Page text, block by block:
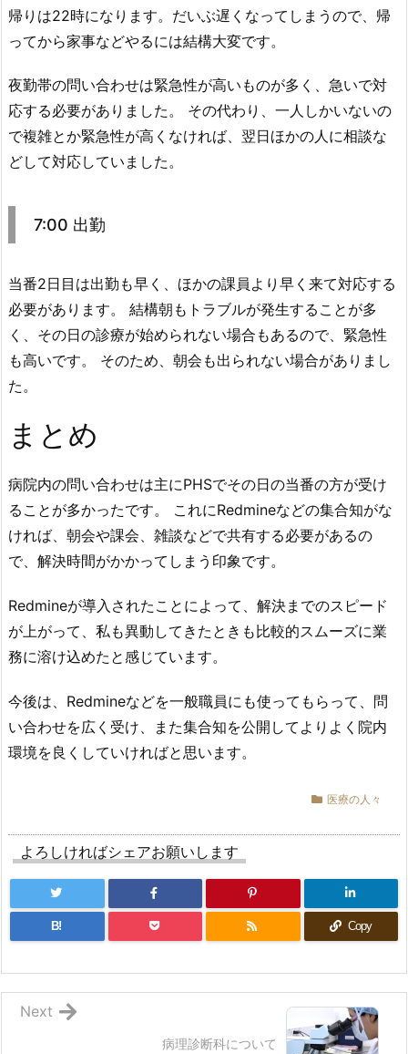
帰りは22時になります。だいぶ遅くなってしまうので、帰
ってから家事などやるには結構大変です。
夜勤帯の問い合わせは緊急性が高いものが多く、急いで対
応する必要がありました。 その代わり、一人しかいないの
で複雑とか緊急性が高くなければ、翌日ほかの人に相談な
どして対応していました。
7:00 出勤
当番2日目は出勤も早く、ほかの課員より早く来て対応する
必要があります。 結構朝もトラブルが発生することが多
く、その日の診療が始められない場合もあるので、緊急性
も高いです。 そのため、朝会も出られない場合がありまし
た。
まとめ
病院内の問い合わせは主にPHSでその日の当番の方が受け
ることが多かったです。 これにRedmineなどの集合知がな
ければ、朝会や課会、雑談などで共有する必要があるの
で、解決時間がかかってしまう印象です。
Redmineが導入されたことによって、解決までのスピード
が上がって、私も異動してきたときも比較的スムーズに業
務に溶け込めたと感じています。
今後は、Redmineなどを一般職員にも使ってもらって、問
い合わせを広く受け、また集合知を公開してよりよく院内
環境を良くしていければと思います。
医療の人々
よろしければシェアお願いします
B! Copy
病理診断科について
Next